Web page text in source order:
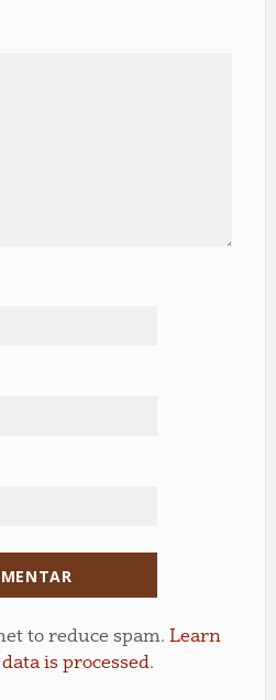
to reduce spam. Learn
is processed.